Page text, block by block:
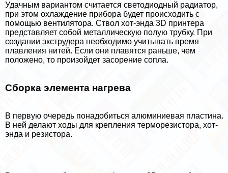
Удачным вариантом считается светодиодный радиатор,
при этом охлаждение прибора будет происходить с
помощью вентилятора. Ствол хот-энда 3D принтера
представляет собой металлическую полую трубку. При
создании экструдера необходимо учитывать время
плавления нитей. Если они плавятся раньше, чем
положено, то произойдет засорение сопла.
Сборка элемента нагрева
В первую очередь понадобиться алюминиевая пластина.
В ней делают ходы для крепления терморезистора, хот-
энда и резистора.